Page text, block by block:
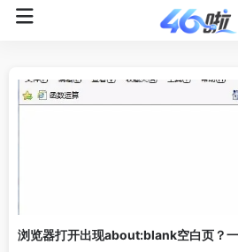
浏览器打开出现about:blank空白页？